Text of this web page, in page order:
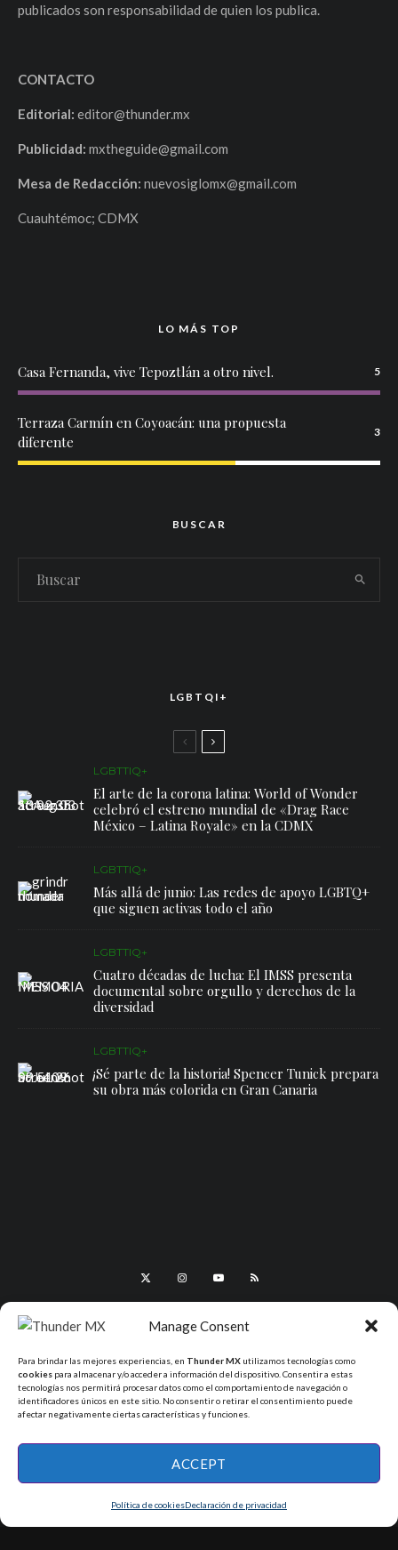
Manage Consent
Para brindar las mejores experiencias, en Thunder MX utilizamos tecnologías como
cookies para almacenar y/o acceder a información del dispositivo. Consentir a estas
tecnologías nos permitirá procesar datos como el comportamiento de navegación o
identificadores únicos en este sitio. No consentir o retirar el consentimiento puede
afectar negativamente ciertas características y funciones.
ACCEPT
Política de cookiesDeclaración de privacidad
publicados son responsabilidad de quien los publica.
CONTACTO
Editorial: editor@thunder.mx
Publicidad: mxtheguide@gmail.com
Mesa de Redacción: nuevosiglomx@gmail.com
Cuauhtémoc; CDMX
LO MÁS TOP
Casa Fernanda, vive Tepoztlán a otro nivel. 5
Terraza Carmín en Coyoacán: una propuesta
diferente
3
BUSCAR
LGBTQI+
LGBTTIQ+
El arte de la corona latina: World of Wonder
celebró el estreno mundial de «Drag Race
México – Latina Royale» en la CDMX
LGBTTIQ+
Más allá de junio: Las redes de apoyo LGBTQ+
que siguen activas todo el año
LGBTTIQ+
Cuatro décadas de lucha: El IMSS presenta
documental sobre orgullo y derechos de la
diversidad
LGBTTIQ+
¡Sé parte de la historia! Spencer Tunick prepara
su obra más colorida en Gran Canaria